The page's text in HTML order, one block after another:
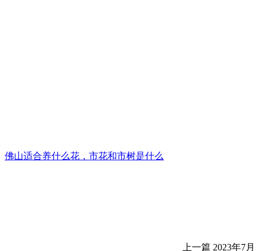
佛山适合养什么花，市花和市树是什么
上一篇 2023年7月